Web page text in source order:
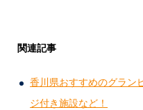
関連記事
香川県おすすめのグラン
ジ付き施設など！